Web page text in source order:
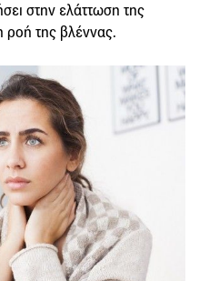
στην ελάττωση της
της βλέννας.